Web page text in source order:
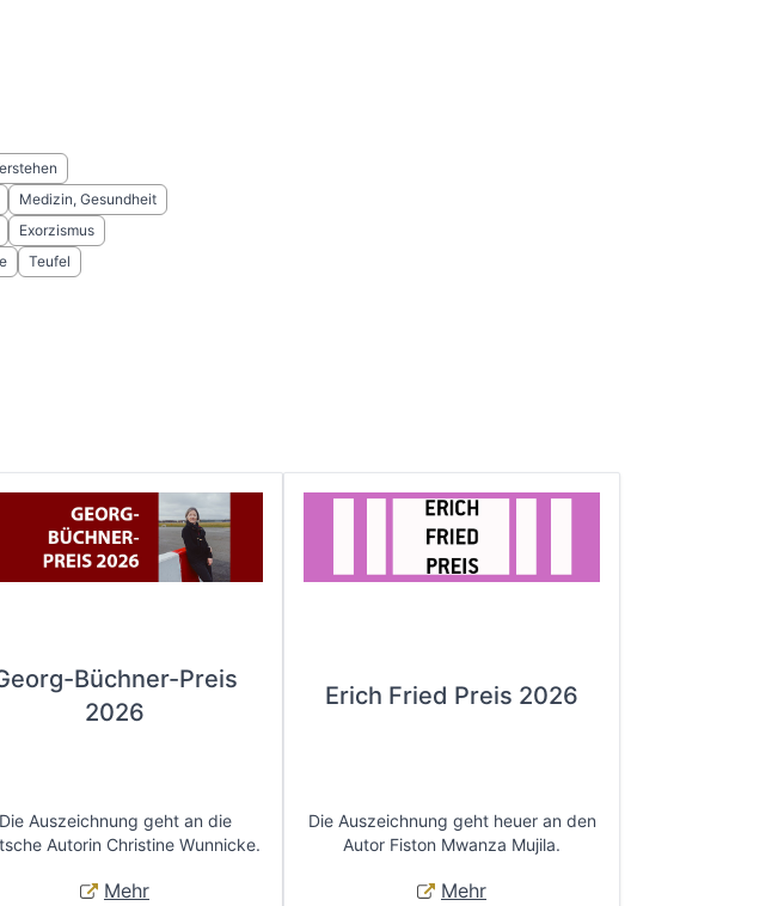
Medizin, Gesundheit
Exorzismus
Teufel
Büchner-Preis
2026
Die Auszeichnung geht an die
Autorin Christine Wunnicke.
Mehr
Erich Fried Preis 2026
Die Auszeichnung geht heuer an den
Autor Fiston Mwanza Mujila.
Mehr